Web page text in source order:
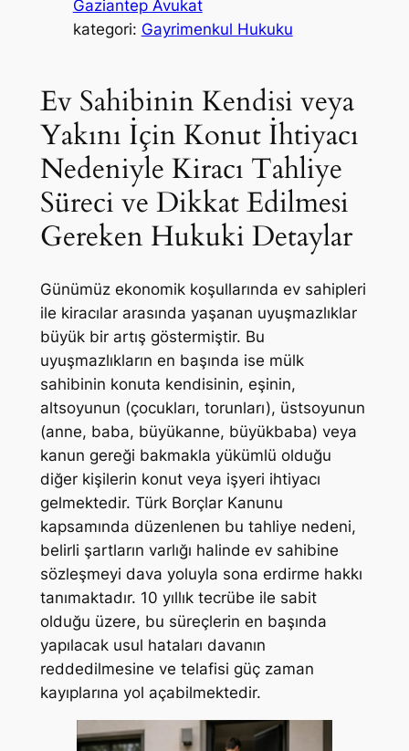
Gaziantep Avukat
kategori: Gayrimenkul Hukuku
Ev Sahibinin Kendisi veya
Yakını İçin Konut İhtiyacı
Nedeniyle Kiracı Tahliye
Süreci ve Dikkat Edilmesi
Gereken Hukuki Detaylar
Günümüz ekonomik koşullarında ev sahipleri
ile kiracılar arasında yaşanan uyuşmazlıklar
büyük bir artış göstermiştir. Bu
uyuşmazlıkların en başında ise mülk
sahibinin konuta kendisinin, eşinin,
altsoyunun (çocukları, torunları), üstsoyunun
(anne, baba, büyükanne, büyükbaba) veya
kanun gereği bakmakla yükümlü olduğu
diğer kişilerin konut veya işyeri ihtiyacı
gelmektedir. Türk Borçlar Kanunu
kapsamında düzenlenen bu tahliye nedeni,
belirli şartların varlığı halinde ev sahibine
sözleşmeyi dava yoluyla sona erdirme hakkı
tanımaktadır. 10 yıllık tecrübe ile sabit
olduğu üzere, bu süreçlerin en başında
yapılacak usul hataları davanın
reddedilmesine ve telafisi güç zaman
kayıplarına yol açabilmektedir.